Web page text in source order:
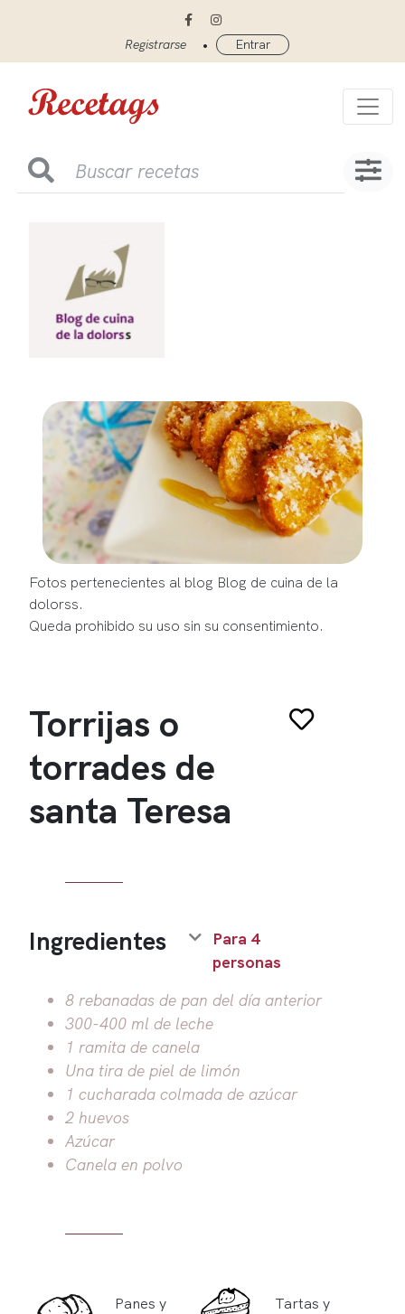
Registrarse • Entrar
Fotos pertenecientes al blog Blog de cuina de la
dolorss.
Queda prohibido su uso sin su consentimiento.
Torrijas o
torrades de
santa Teresa
Ingredientes
Para 4
personas
8 rebanadas de pan del día anterior
300-400 ml de leche
1 ramita de canela
Una tira de piel de limón
1 cucharada colmada de azúcar
2 huevos
Azúcar
Canela en polvo
Panes y
Tartas y